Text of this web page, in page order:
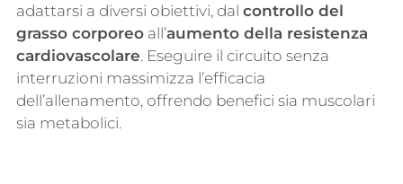
adattarsi a diversi obiettivi, dal controllo del
grasso corporeoall’aumento della resistenza
cardiovascolare. Eseguire il circuito senza
interruzioni massimizza l’efficacia
dell’allenamento, offrendo benefici sia muscolari
sia metabolici.